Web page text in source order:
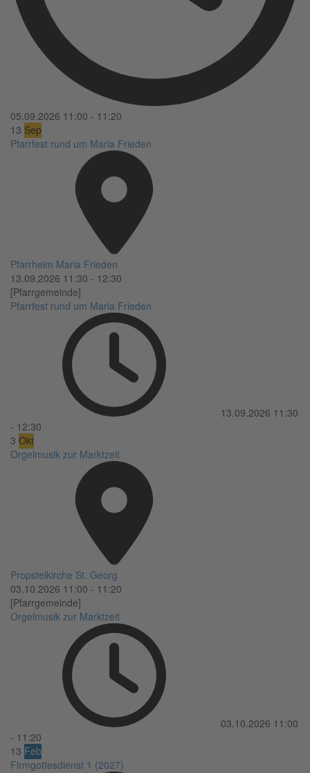
05.09.2026 11:00 - 11:20
13 Sep
Pfarrfest rund um Maria Frieden
Pfarrheim Maria Frieden
13.09.2026 11:30 - 12:30
[Pfarrgemeinde]
Pfarrfest rund um Maria Frieden
13.09.2026 11:30
- 12:30
3 Okt
Orgelmusik zur Marktzeit
Propsteikirche St. Georg
03.10.2026 11:00 - 11:20
[Pfarrgemeinde]
Orgelmusik zur Marktzeit
03.10.2026 11:00
- 11:20
13 Feb
Firmgottesdienst 1 (2027)